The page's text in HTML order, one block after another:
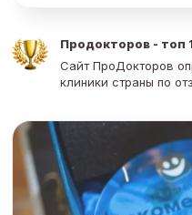
Продокторов - топ
Сайт ПроДокторов
клиники страны по